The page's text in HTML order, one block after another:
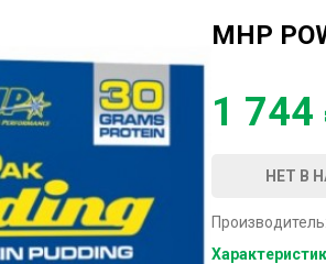
MHP
1 744
НЕТ В
Производитель: